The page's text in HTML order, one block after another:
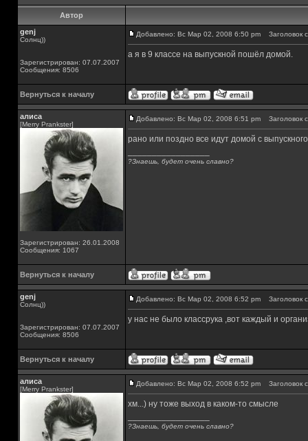
Автор
genj
Солнц))
Зарегистрирован: 07.07.2007
Сообщения: 8506
Добавлено: Вс Мар 02, 2008 6:50 pm Заголовок
а я в 9 классе на выпускной пошёл домой.
Вернуться к началу
алиса
[Merry Prankster]
Зарегистрирован: 26.01.2008
Сообщения: 1067
Добавлено: Вс Мар 02, 2008 6:51 pm Заголовок
рано или поздно все идут домой с выпускного
?Знаешь, будет очень славно?
Вернуться к началу
genj
Солнц))
Зарегистрирован: 07.07.2007
Сообщения: 8506
Добавлено: Вс Мар 02, 2008 6:52 pm Заголовок
у нас не было классрука ,вот каждый и
Вернуться к началу
алиса
[Merry Prankster]
Добавлено: Вс Мар 02, 2008 6:52 pm Заголовок
хм...) ну тоже выход в каком-то смысле
?Знаешь, будет очень славно?